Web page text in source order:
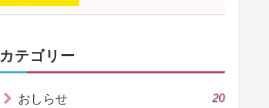
カテゴリー
おしらせ 20